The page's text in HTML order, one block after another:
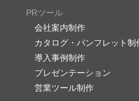
PRツール
会社案内制作
カタログ・パンフレット制
導入事例制作
プレゼンテーション
営業ツール制作